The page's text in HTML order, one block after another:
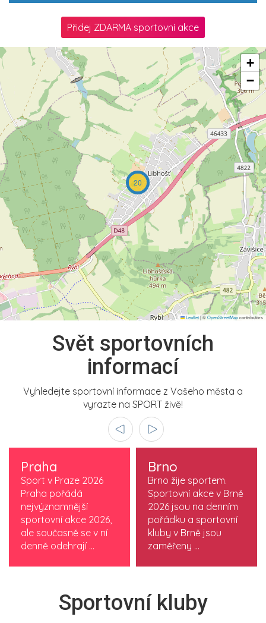
Přidej ZDARMA sportovní akce
20
+
−
Leaflet|©OpenStreetMapcontributors
Svět sportovních
informací
Vyhledejte sportovní informace z Vašeho města a
vyrazte na SPORT živě!
Praha
Sport v Praze 2026
Praha pořádá
nejvýznamnější
sportovní akce 2026,
ale současně se v ní
denně odehrají ...
Brno
Brno žije sportem.
Sportovní akce v Brně
2026 jsou na denním
pořádku a sportovní
kluby v Brně jsou
zaměřeny ...
Sportovní kluby